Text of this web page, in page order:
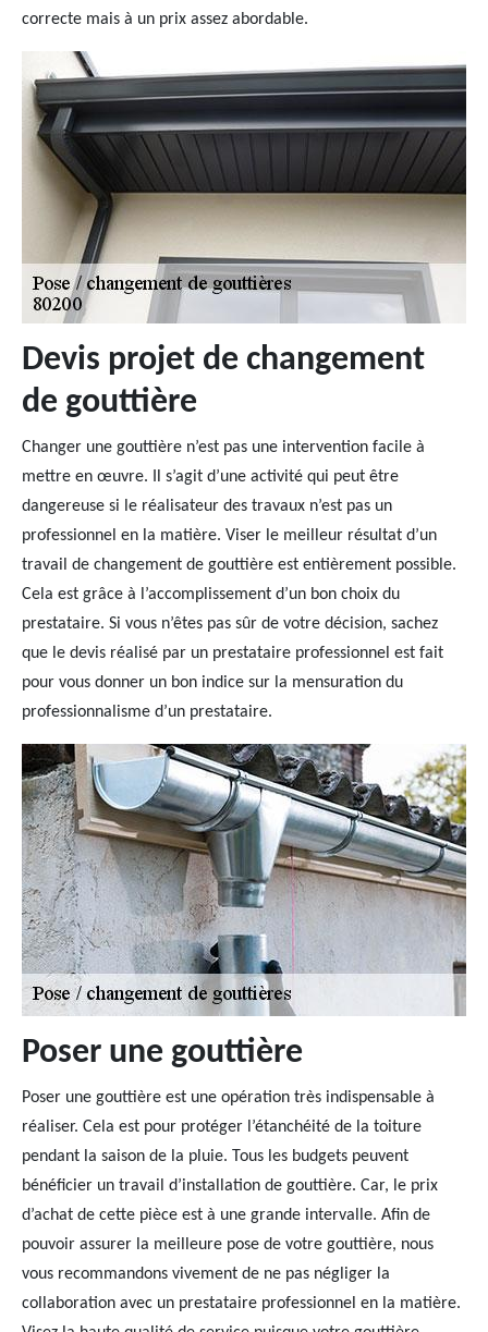
correcte mais à un prix assez abordable.
Devis projet de changement
de gouttière
Changer une gouttière n’est pas une intervention facile à
mettre en œuvre. Il s’agit d’une activité qui peut être
dangereuse si le réalisateur des travaux n’est pas un
professionnel en la matière. Viser le meilleur résultat d’un
travail de changement de gouttière est entièrement possible.
Cela est grâce à l’accomplissement d’un bon choix du
prestataire. Si vous n’êtes pas sûr de votre décision, sachez
que le devis réalisé par un prestataire professionnel est fait
pour vous donner un bon indice sur la mensuration du
professionnalisme d’un prestataire.
Poser une gouttière
Poser une gouttière est une opération très indispensable à
réaliser. Cela est pour protéger l’étanchéité de la toiture
pendant la saison de la pluie. Tous les budgets peuvent
bénéficier un travail d’installation de gouttière. Car, le prix
d’achat de cette pièce est à une grande intervalle. Afin de
pouvoir assurer la meilleure pose de votre gouttière, nous
vous recommandons vivement de ne pas négliger la
collaboration avec un prestataire professionnel en la matière.